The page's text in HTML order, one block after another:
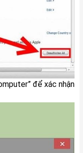
để xác nhận